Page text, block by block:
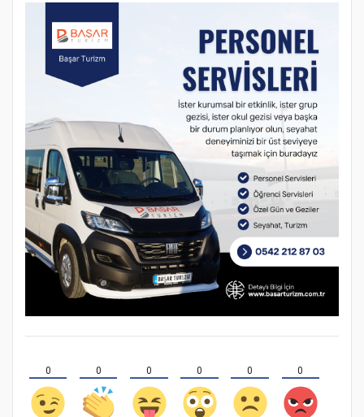
0 0 0 0 0 0